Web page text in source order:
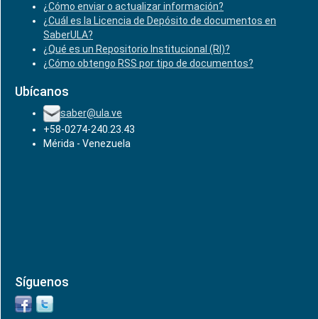
¿Cómo enviar o actualizar información?
¿Cuál es la Licencia de Depósito de documentos en
SaberULA?
¿Qué es un Repositorio Institucional (RI)?
¿Cómo obtengo RSS por tipo de documentos?
Ubícanos
saber@ula.ve
+58-0274-240.23.43
Mérida - Venezuela
Síguenos